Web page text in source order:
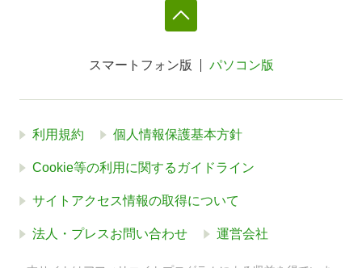
スマートフォン版 パソコン版
利用規約 個人情報保護基本方針
Cookie等の利用に関するガイドライン
サイトアクセス情報の取得について
法人・プレスお問い合わせ 運営会社